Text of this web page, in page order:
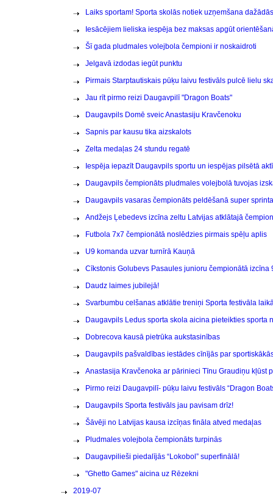
Laiks sportam! Sporta skolās notiek uzņemšana
Iesācējiem lieliska iespēja bez maksas apgūt
Šī gada pludmales volejbola čempioni ir noskaidroti
Jelgavā izdodas iegūt punktu
Pirmais Starptautiskais pūķu laivu festivāls pulcē lielu
Jau rīt pirmo reizi Daugavpilī "Dragon Boats"
Daugavpils Domē sveic Anastasiju Kravčenoku
Sapnis par kausu tika aizskalots
Zelta medaļas 24 stundu regatē
Iespēja iepazīt Daugavpils sportu un iespējas pilsētā
Daugavpils čempionāts pludmales volejbolā tuvojas
Daugavpils vasaras čempionāts peldēšanā super
Andžejs Ļebedevs izcīna zeltu Latvijas atklātajā
Futbola 7x7 čempionātā noslēdzies pirmais spēļu aplis
U9 komanda uzvar turnīrā Kauņā
Cīkstonis Golubevs Pasaules junioru čempionātā izcīna
Daudz laimes jubilejā!
Svarbumbu celšanas atklātie treniņi Sporta festivāla
Daugavpils Ledus sporta skola aicina pieteikties sporta
Dobrecova kausā pietrūka aukstasinības
Daugavpils pašvaldības iestādes cīnījās par
Anastasija Kravčenoka ar pārinieci Tīnu Graudiņu kļūst
Pirmo reizi Daugavpilī- pūķu laivu festivāls “Dragon
Daugavpils Sporta festivāls jau pavisam drīz!
Šāvēji no Latvijas kausa izcīņas fināla atved medaļas
Pludmales volejbola čempionāts turpinās
Daugavpilieši piedalījās “Lokobol” superfinālā!
"Ghetto Games" aicina uz Rēzekni
2019-07